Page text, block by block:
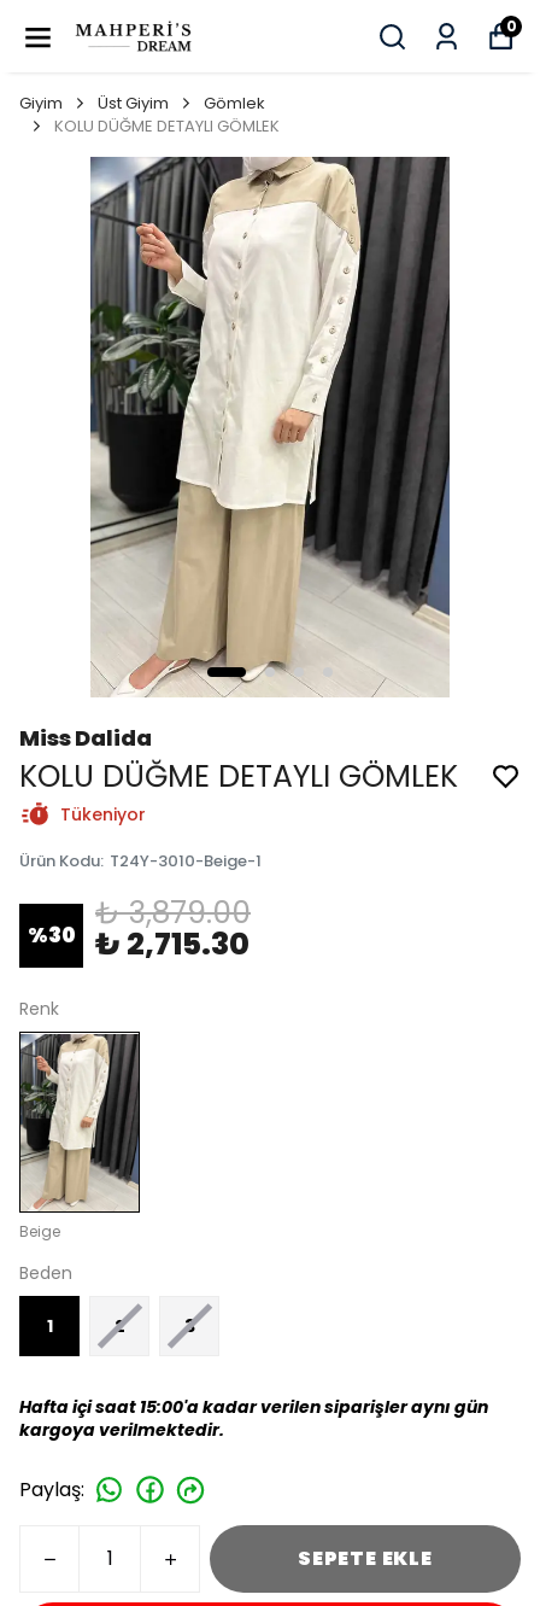
0
Giyim Üst Giyim
Gömlek
KOLU DÜĞME DETAYLI GÖMLEK
Miss Dalida
KOLU DÜĞME DETAYLI GÖMLEK
Tükeniyor
Ürün Kodu: T24Y-3010-Beige-1
%30
₺ 3,879.00
₺ 2,715.30
Renk
Beige
Beden
1 2 3
Hafta içi saat 15:00'a kadar verilen siparişler aynı gün
kargoya verilmektedir.
Paylaş:
SEPETE EKLE